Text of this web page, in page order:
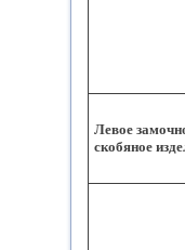
Левое
скобяное